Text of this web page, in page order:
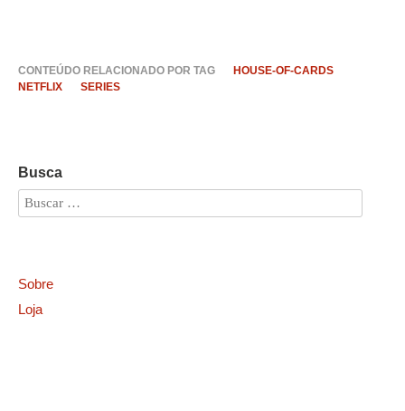
CONTEÚDO RELACIONADO POR TAG
HOUSE-OF-CARDS
NETFLIX
SERIES
Busca
Sobre
Loja